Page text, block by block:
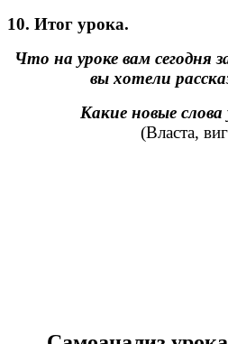
10. Итог урока.
Что на уроке вам сегодня
вы хотели
Какие новые
(Власта,